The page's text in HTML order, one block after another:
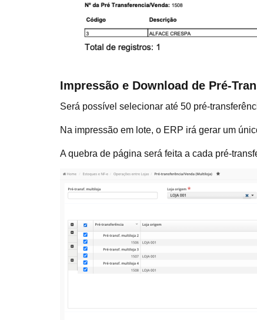
Impressão e Download de Pré-
Será possível selecionar até 50 pré-
Na impressão em lote, o ERP irá gerar um
A quebra de página será feita a cada pré-